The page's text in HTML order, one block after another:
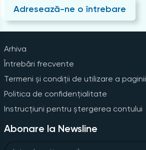
Adresează-ne o întrebare
Arhiva
Întrebări frecvente
Termeni și condiții de utilizare a paginii
Politica de confidențialitate
Instrucțiuni pentru ștergerea contului
Abonare la Newsline